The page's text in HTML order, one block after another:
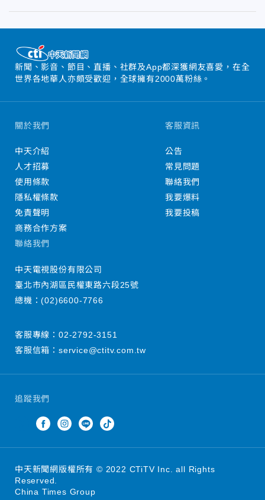
新聞、影音、節目、直播、社群及App都深獲網友喜愛，在全
世界各地華人亦頗受歡迎，全球擁有2000萬粉絲。
追蹤我們
關於我們
中天介紹
人才招募
使用條款
隱私權條款
免責聲明
商務合作方案
客服資訊
公告
常見問題
聯絡我們
我要爆料
我要投稿
聯絡我們
中天電視股份有限公司
臺北市內湖區民權東路六段25號
總機：(02)6600-7766
客服專線： 02-2792-3151
客服信箱： service@ctitv.com.tw
中天新聞網版權所有 © 2022 CTiTV Inc. all Rights
Reserved.
China Times Group